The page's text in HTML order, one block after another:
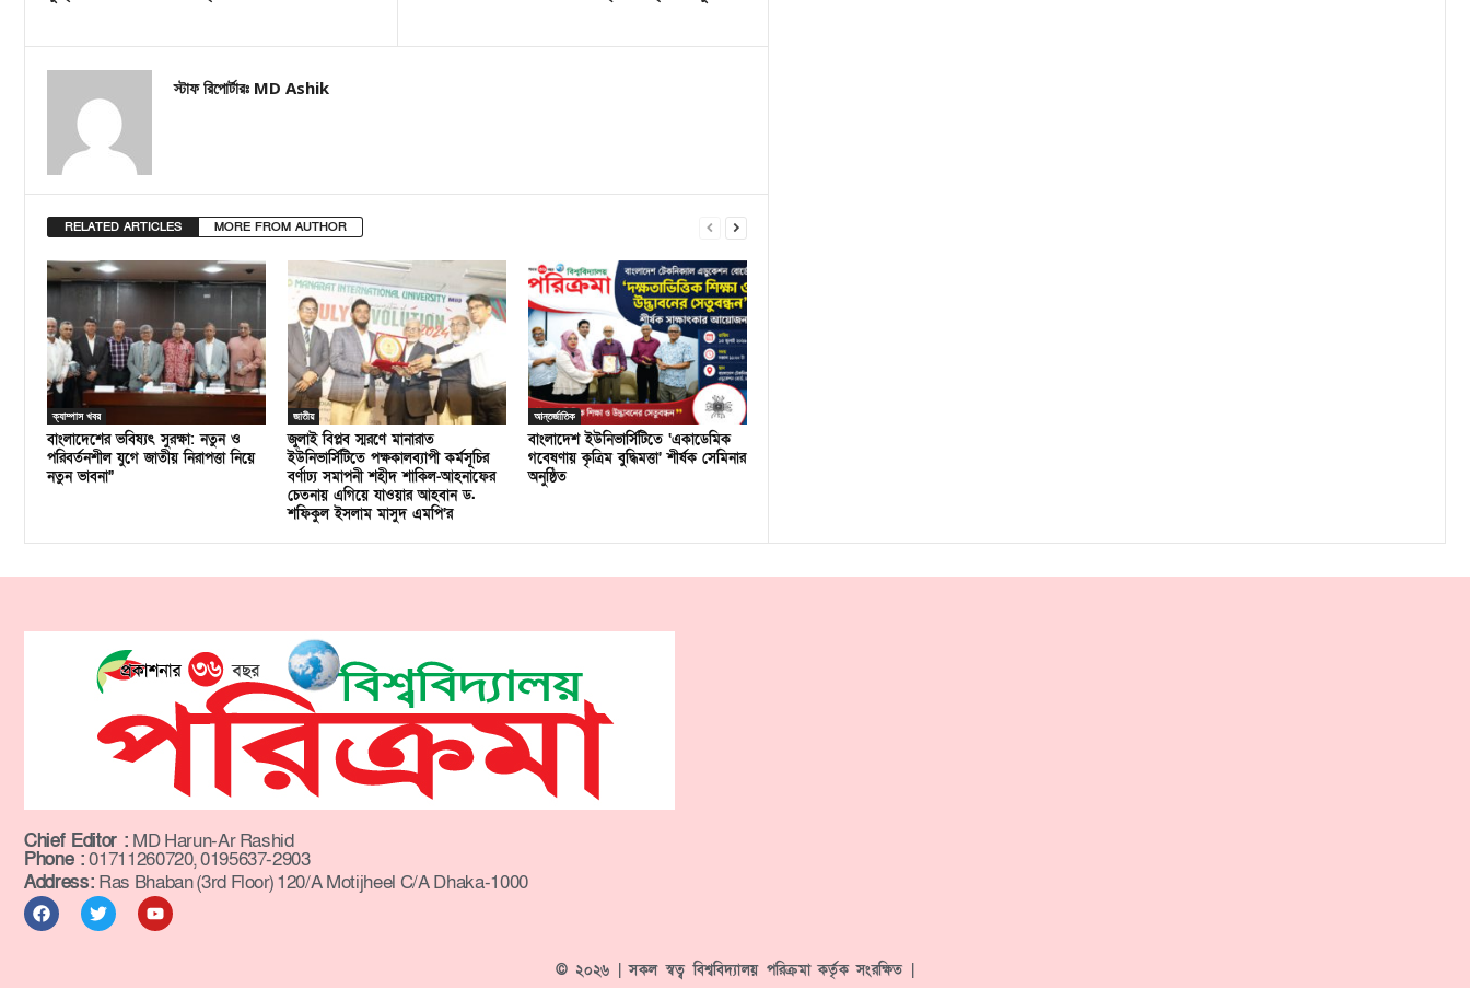
স্টাফ রিপোর্টারঃ MD Ashik
RELATED ARTICLES MORE FROM AUTHOR
ক্যাম্পাস খবর
বাংলাদেশের ভবিষ্যৎ সুরক্ষা: নতুন ও
পরিবর্তনশীল যুগে জাতীয় নিরাপত্তা নিয়ে
নতুন ভাবনা”
জাতীয়
জুলাই বিপ্লব স্মরণে মানারাত
ইউনিভার্সিটিতে পক্ষকালব্যাপী কর্মসূচির
বর্ণাঢ্য সমাপনী শহীদ শাকিল-আহনাফের
চেতনায় এগিয়ে যাওয়ার আহবান ড.
শফিকুল ইসলাম মাসুদ এমপি’র
আন্তর্জাতিক
বাংলাদেশ ইউনিভার্সিটিতে ‘একাডেমিক
গবেষণায় কৃত্রিম বুদ্ধিমত্তা’ শীর্ষক সেমিনার
অনুষ্ঠিত
Chief Editor : MD Harun-Ar Rashid
Phone :01711260720, 0195637-2903
Address: Ras Bhaban (3rd Floor) 120/A Motijheel C/A Dhaka-1000
© ২০২৬ | সকল স্বত্ব বিশ্ববিদ্যালয় পরিক্রমা কর্তৃক সংরক্ষিত |